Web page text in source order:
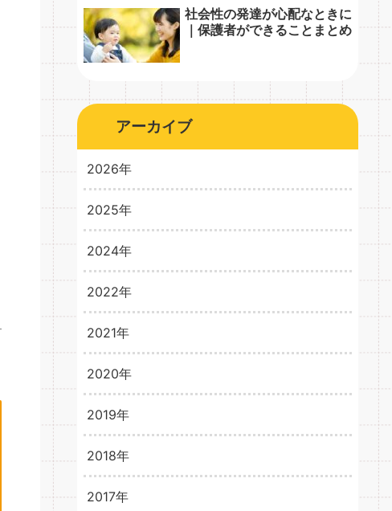
社会性の発達が心配なときに
｜保護者ができることまとめ
アーカイブ
2026年
2026年3月
2025年
2025年10月
2025年8月
2024年
2024年10月
2024年5月
2022年
2022年2月
2021年
2021年2月
2021年1月
2020年
2020年12月
2020年11月
2019年
2019年12月
2019年11月
2018年
2018年12月
2017年